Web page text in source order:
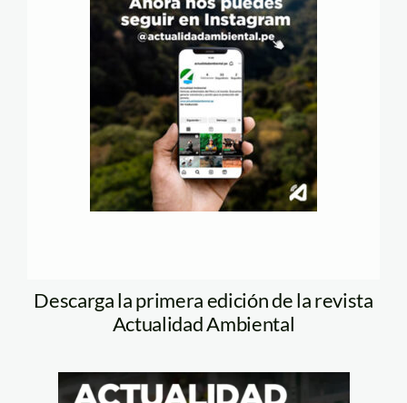
Descarga la primera edición de la revista
Actualidad Ambiental